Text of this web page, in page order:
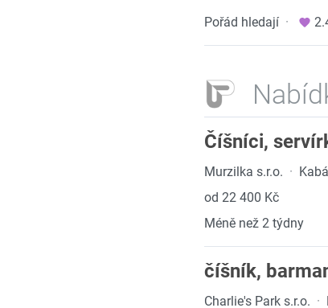
Pořád hledají ·
Číšníci,
Murzilka s.r.o. ·
od 22 400 Kč
Méně než 2 týdny
číšník,
Charlie's Park s.r.o. ·